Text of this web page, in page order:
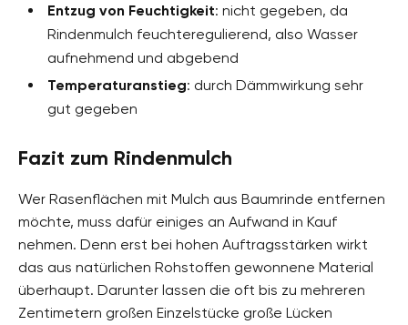
Entzug von Feuchtigkeit: nicht gegeben, da
Rindenmulch feuchteregulierend, also Wasser
aufnehmend und abgebend
Temperaturanstieg: durch Dämmwirkung sehr
gut gegeben
Fazit zum Rindenmulch
Wer Rasenflächen mit Mulch aus Baumrinde entfernen
möchte, muss dafür einiges an Aufwand in Kauf
nehmen. Denn erst bei hohen Auftragsstärken wirkt
das aus natürlichen Rohstoffen gewonnene Material
überhaupt. Darunter lassen die oft bis zu mehreren
Zentimetern großen Einzelstücke große Lücken